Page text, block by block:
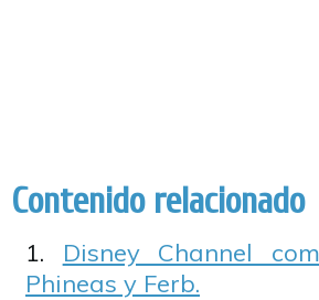
Contenido relacionado
Disney Channel
Phineas y Ferb.